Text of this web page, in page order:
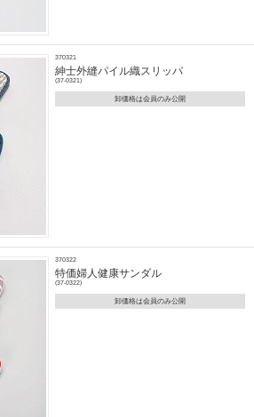
370321
紳士外縫パイル織スリッパ
(37-0321)
卸価格は会員のみ公開
370322
特価婦人健康サンダル
(37-0322)
卸価格は会員のみ公開